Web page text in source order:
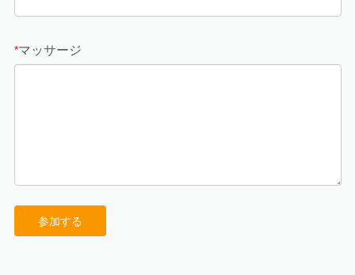
*マッサージ
参加する